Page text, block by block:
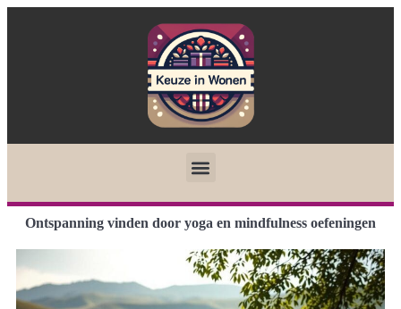
Ontspanning vinden door yoga en mindfulness oefeningen